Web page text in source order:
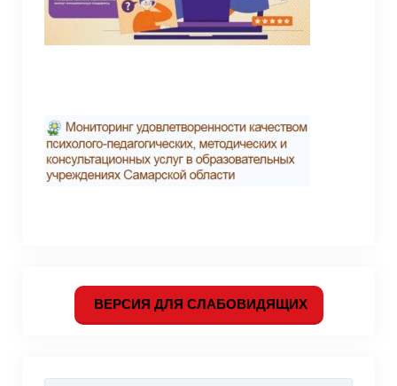
ВЕРСИЯ ДЛЯ СЛАБОВИДЯЩИХ